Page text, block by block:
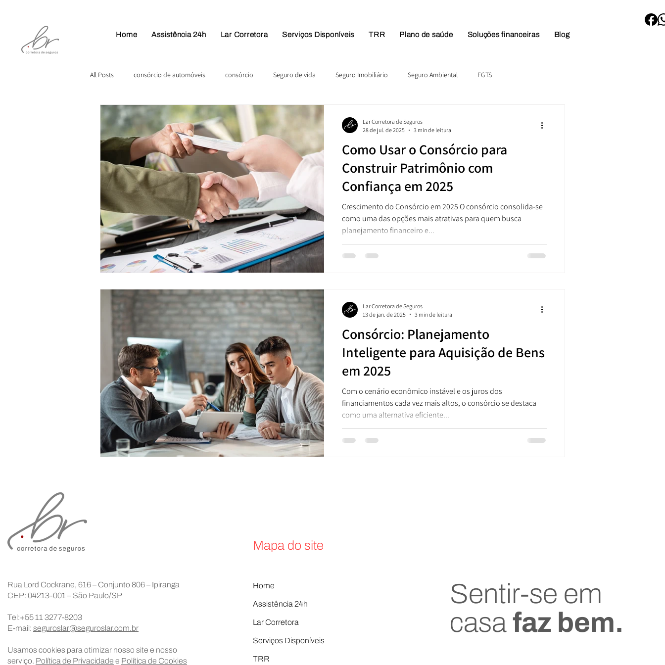
Home Assistência 24h Lar Corretora Serviços Disponíveis TRR Plano de saúde Soluções financeiras Blog
All Posts consórcio de automóveis consórcio Seguro de vida Seguro Imobiliário Seguro Ambiental FGTS
Plano de Saúde
Como Usar o Consórcio para
Construir Patrimônio com
Confiança em 2025
Crescimento do Consórcio em 2025 O consórcio consolida-se
como uma das opções mais atrativas para quem busca
planejamento financeiro e...
Lar Corretora de Seguros
28 de jul. de 2025
3 min de leitura
Consórcio: Planejamento
Inteligente para Aquisição de Bens
em 2025
Com o cenário econômico instável e os juros dos
financiamentos cada vez mais altos, o consórcio se destaca
como uma alternativa eficiente...
Lar Corretora de Seguros
13 de jan. de 2025
3 min de leitura
Rua Lord Cockrane, 616 – Conjunto 806 – Ipiranga
CEP: 04213-001 – São Paulo/SP
Tel:+55 11 3277-8203
E-mail: seguroslar@seguroslar.com.br
Usamos cookies para otimizar nosso site e nosso
serviço. Política de Privacidade e Política de Cookies
Mapa do site
Home
Assistência 24h
Lar Corretora
Serviços Disponíveis
TRR
Sentir-se em
casafaz bem.